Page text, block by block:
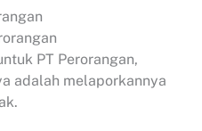
PT Perorangan,
adalah melaporkannya